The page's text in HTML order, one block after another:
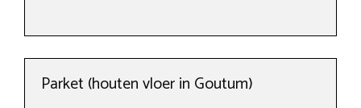
Parket (houten vloer in Goutum)